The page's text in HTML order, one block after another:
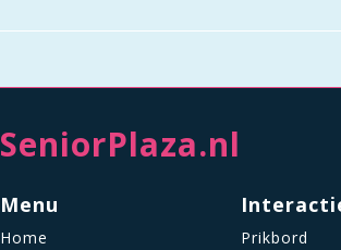
SeniorPlaza.nl
Menu
Home Prikbord